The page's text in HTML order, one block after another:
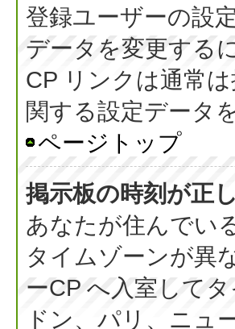
登録ユーザーの設
データを変更する
CP リンクは通常
関する設定データ
ページトップ
掲示板の時刻が正
あなたが住んでい
タイムゾーンが異
ーCP へ入室して
ドン、パリ、ニュ